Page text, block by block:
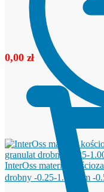
0,00 zł
InterOss materiał
drobny -0.25-1.00 mm -